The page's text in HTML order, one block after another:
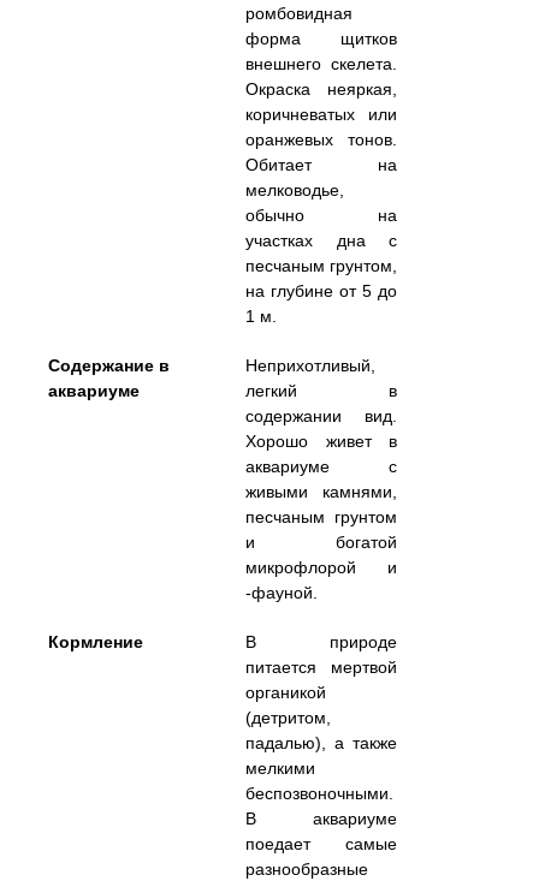
ромбовидная
форма щитков
внешнего скелета.
Окраска неяркая,
коричневатых или
оранжевых тонов.
Обитает на
мелководье,
обычно на
участках дна с
песчаным грунтом,
на глубине от 5 до
1 м.
Содержание в
аквариуме
Неприхотливый,
легкий в
содержании вид.
Хорошо живет в
аквариуме с
живыми камнями,
песчаным грунтом
и богатой
микрофлорой и
-фауной.
Кормление
В природе
питается мертвой
органикой
(детритом,
падалью), а также
мелкими
беспозвоночными.
В аквариуме
поедает самые
разнообразные